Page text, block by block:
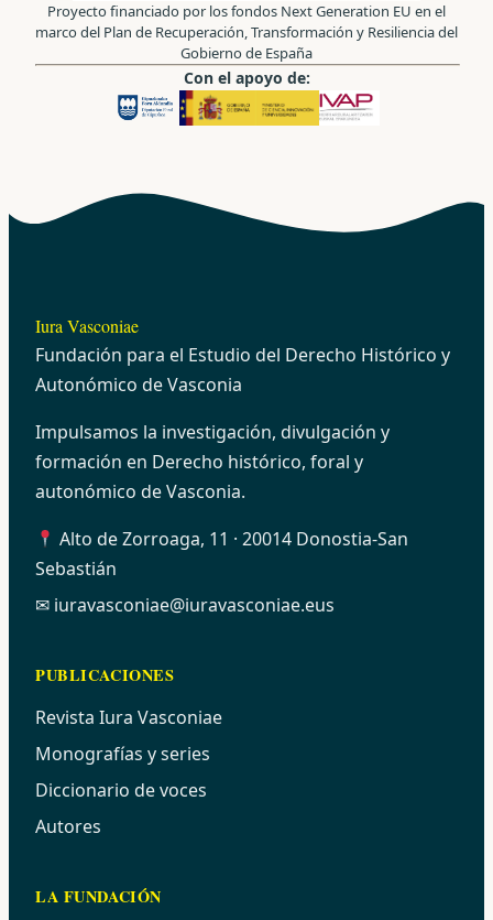
Proyecto financiado por los fondos Next Generation EU en el
marco del Plan de Recuperación, Transformación y Resiliencia del
Gobierno de España
Con el apoyo de:
Iura Vasconiae
Fundación para el Estudio del Derecho Histórico y
Autonómico de Vasconia
Impulsamos la investigación, divulgación y
formación en Derecho histórico, foral y
autonómico de Vasconia.
Alto de Zorroaga, 11 · 20014 Donostia-San
Sebastián
✉ iuravasconiae@iuravasconiae.eus
PUBLICACIONES
Revista Iura Vasconiae
Monografías y series
Diccionario de voces
Autores
LA FUNDACIÓN